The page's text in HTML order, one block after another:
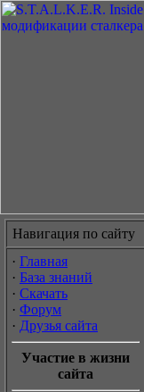
Навигация по сайту
· Главная
· База знаний
· Скачать
· Форум
· Друзья сайта
Участие в жизни
сайта